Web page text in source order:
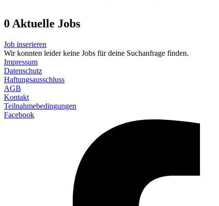
0 Aktuelle Jobs
Job inserieren
Wir konnten leider keine Jobs für deine Suchanfrage finden.
Impressum
Datenschutz
Haftungsausschluss
AGB
Kontakt
Teilnahmebedingungen
Facebook